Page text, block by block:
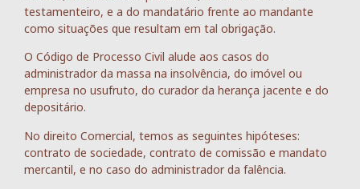
testamenteiro, e a do mandatário frente ao mandante
como situações que resultam em tal obrigação.
O Código de Processo Civil alude aos casos do
administrador da massa na insolvência, do imóvel ou
empresa no usufruto, do curador da herança jacente e do
depositário.
No direito Comercial, temos as seguintes hipóteses:
contrato de sociedade, contrato de comissão e mandato
mercantil, e no caso do administrador da falência.